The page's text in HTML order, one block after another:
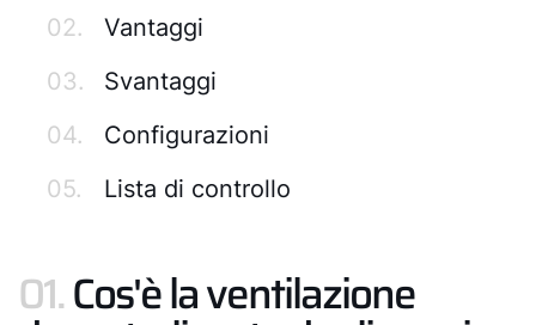
02.
Vantaggi
03.
Svantaggi
04.
Configurazioni
05.
Lista di controllo
01.Cos'è la ventilazione